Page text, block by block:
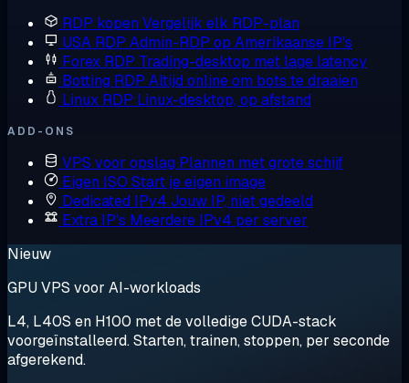
RDP kopen Vergelijk elk RDP-plan
USA RDP Admin-RDP op Amerikaanse IP's
Forex RDP Trading-desktop met lage latency
Botting RDP Altijd online om bots te draaien
Linux RDP Linux-desktop, op afstand
ADD-ONS
VPS voor opslag Plannen met grote schijf
Eigen ISO Start je eigen image
Dedicated IPv4 Jouw IP, niet gedeeld
Extra IP's Meerdere IPv4 per server
Nieuw
GPU VPS voor AI-workloads
L4, L40S en H100 met de volledige CUDA-stack
voorgeïnstalleerd. Starten, trainen, stoppen, per seconde
afgerekend.